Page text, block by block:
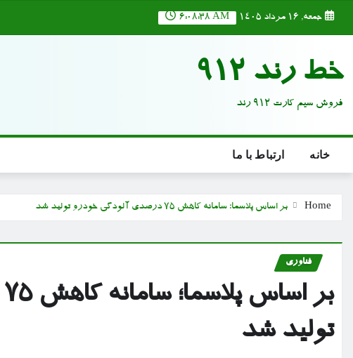
جمعه, ۱۶ مرداد ۱۴۰۵ 6:08:39 AM
خط رند 912
فروش سیم کارت 912 رند
خانه ارتباط با ما
Home بر اساس پلاسما؛ سامانه کاهش ۷۵ درصدی آلودگی خودرو تولید شد
فناوری
تولید شد